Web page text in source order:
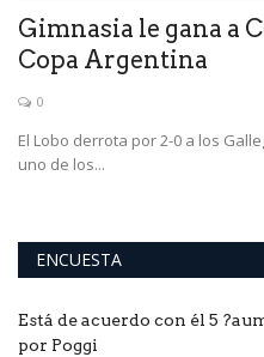
Gimnasia le gana a
Copa Argentina
0
El Lobo derrota por 2-0 a los
uno de los...
ENCUESTA
Está de acuerdo con él 5
por Poggi